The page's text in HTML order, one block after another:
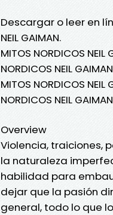
Descargar o leer en
NEIL GAIMAN.
MITOS NORDICOS NEIL
NORDICOS NEIL
MITOS NORDICOS NEIL
NORDICOS NEIL
Overview
Violencia, traiciones,
la naturaleza
habilidad para
dejar que la pasión
general, todo lo que